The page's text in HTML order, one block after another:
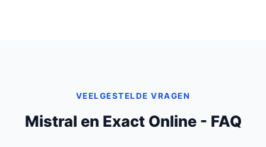
VEELGESTELDE VRAGEN
Mistral en Exact Online - FAQ